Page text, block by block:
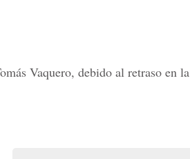
Vaquero, debido al retraso en la